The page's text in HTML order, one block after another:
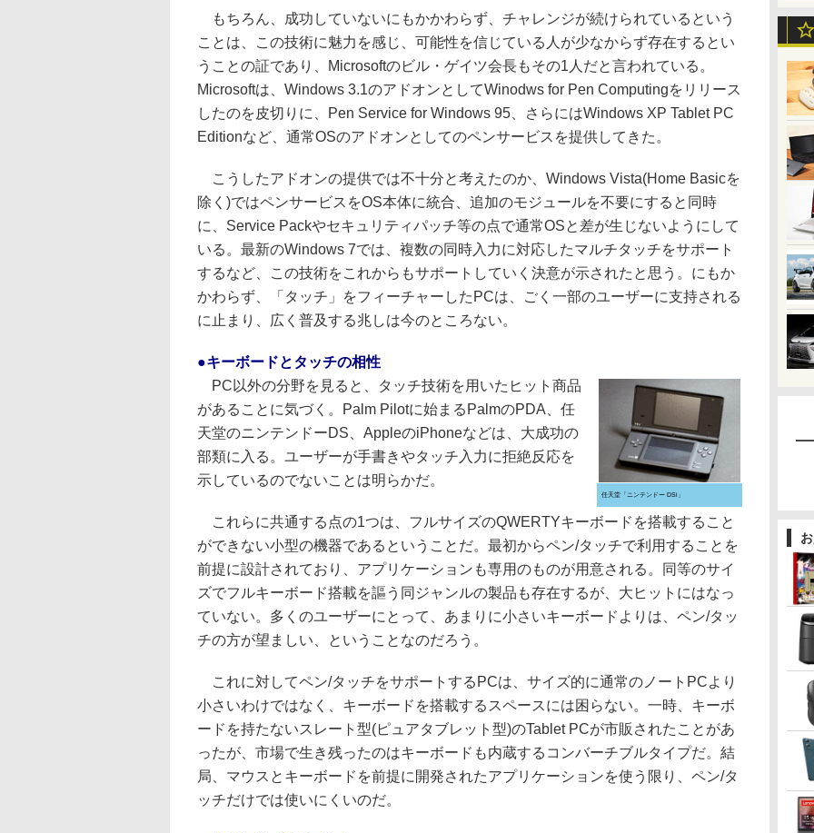
もちろん、成功していないにもかかわらず、チャレンジが続けられているという
ことは、この技術に魅力を感じ、可能性を信じている人が少なからず存在するとい
うことの証であり、Microsoftのビル・ゲイツ会長もその1人だと言われている。
Microsoftは、Windows 3.1のアドオンとしてWinodws for Pen Computingをリリース
したのを皮切りに、Pen Service for Windows 95、さらにはWindows XP Tablet PC
Editionなど、通常OSのアドオンとしてのペンサービスを提供してきた。
こうしたアドオンの提供では不十分と考えたのか、Windows Vista(Home Basicを
除く)ではペンサービスをOS本体に統合、追加のモジュールを不要にすると同時
に、Service Packやセキュリティパッチ等の点で通常OSと差が生じないようにして
いる。最新のWindows 7では、複数の同時入力に対応したマルチタッチをサポート
するなど、この技術をこれからもサポートしていく決意が示されたと思う。にもか
かわらず、「タッチ」をフィーチャーしたPCは、ごく一部のユーザーに支持される
に止まり、広く普及する兆しは今のところない。
●キーボードとタッチの相性
任天堂「ニンテンドー DSi」
PC以外の分野を見ると、タッチ技術を用いたヒット商品
があることに気づく。Palm Pilotに始まるPalmのPDA、任
天堂のニンテンドーDS、AppleのiPhoneなどは、大成功の
部類に入る。ユーザーが手書きやタッチ入力に拒絶反応を
示しているのでないことは明らかだ。
これらに共通する点の1つは、フルサイズのQWERTYキーボードを搭載すること
ができない小型の機器であるということだ。最初からペン/タッチで利用することを
前提に設計されており、アプリケーションも専用のものが用意される。同等のサイ
ズでフルキーボード搭載を謳う同ジャンルの製品も存在するが、大ヒットにはなっ
ていない。多くのユーザーにとって、あまりに小さいキーボードよりは、ペン/タッ
チの方が望ましい、ということなのだろう。
これに対してペン/タッチをサポートするPCは、サイズ的に通常のノートPCより
小さいわけではなく、キーボードを搭載するスペースには困らない。一時、キーボ
ードを持たないスレート型(ピュアタブレット型)のTablet PCが市販されたことがあ
ったが、市場で生き残ったのはキーボードも内蔵するコンバーチブルタイプだ。結
局、マウスとキーボードを前提に開発されたアプリケーションを使う限り、ペン/タ
ッチだけでは使いにくいのだ。